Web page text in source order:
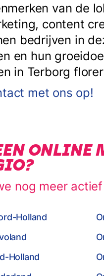
van de
content
bedrijven in
en hun
in Terborg
met ons op!
ONLINE
nog meer
Holland
Holland